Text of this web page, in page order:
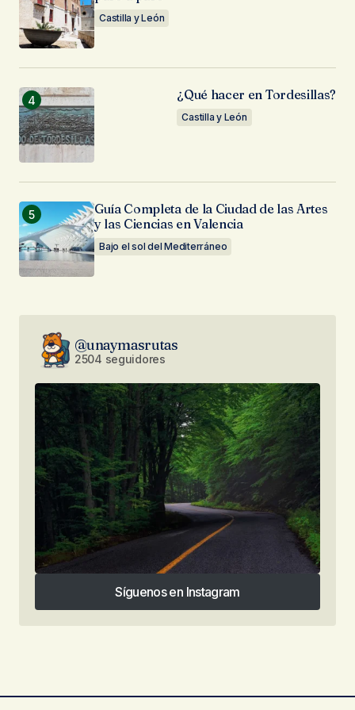
Castilla y León
¿Qué hacer en Tordesillas?
Castilla y León
Guía Completa de la Ciudad de las Artes
y las Ciencias en Valencia
Bajo el sol del Mediterráneo
@unaymasrutas
2504 seguidores
Síguenos en Instagram
Síguenos en Instagram